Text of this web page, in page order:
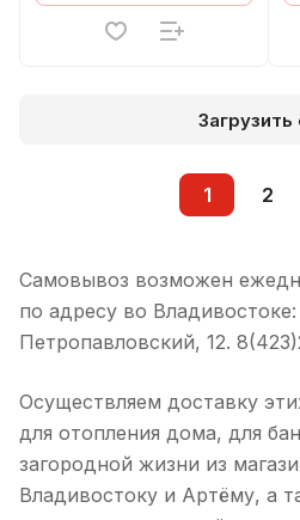
1 2
Самовывоз возможен
по адресу во Владивостоке:
Петропавловский, 12.
Осуществляем доставку
для отопления дома, для
загородной жизни из
Владивостоку и Артёму, а